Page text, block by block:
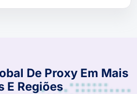
De Proxy Em Mais
E Regiões